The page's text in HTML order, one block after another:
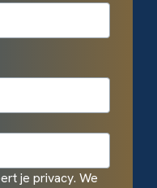
je privacy. We